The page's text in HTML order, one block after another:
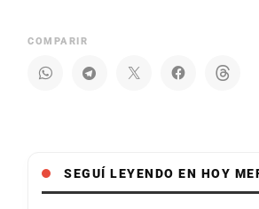
COMPARIR
SEGUÍ LEYENDO EN HOY